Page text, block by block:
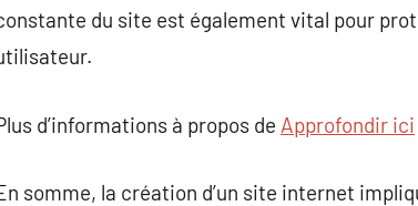
du site est également vital pour
d’informations à propos de Approfondir ici
somme, la création d’un site internet